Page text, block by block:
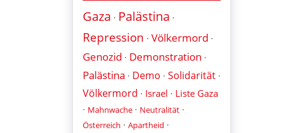
Gaza · Palästina ·
Repression · Völkermord ·
Genozid · Demonstration ·
Palästina · Demo · Solidarität ·
Völkermord · Israel · Liste Gaza
· Mahnwache · Neutralität ·
Österreich · Apartheid ·